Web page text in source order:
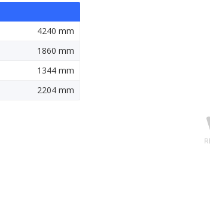
4240 mm
1860 mm
1344 mm
2204 mm